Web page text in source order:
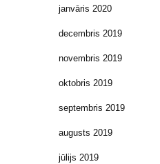
janvāris 2020
decembris 2019
novembris 2019
oktobris 2019
septembris 2019
augusts 2019
jūlijs 2019